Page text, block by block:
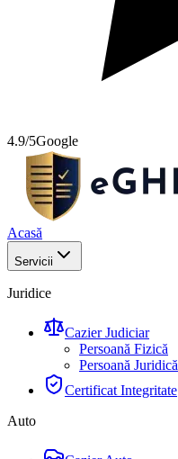
4.9/5Google
Acasă
Servicii
Juridice
Cazier Judiciar
Persoană Fizică
Persoană Juridică
Certificat Integritate
Auto